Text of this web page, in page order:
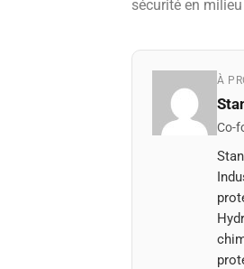
sécurité en
À
Co-